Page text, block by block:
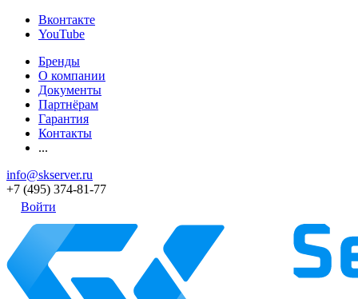
Вконтакте
YouTube
Бренды
О компании
Документы
Партнёрам
Гарантия
Контакты
...
info@skserver.ru
+7 (495) 374-81-77
Войти